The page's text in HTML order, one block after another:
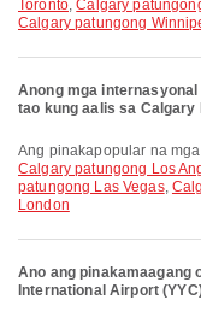
Toronto,Calgary
Calgary patungong
Anong mga
tao kung aalis sa
Ang pinakapopular na
Calgary patungong Los
patungong Las Vegas,
London
Ano ang pinakamaagang
International Airport